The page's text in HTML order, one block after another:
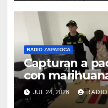
RADIO ZAPATOCA
Capturan a
con
coca en el
Merced de
JUL 24, 2026